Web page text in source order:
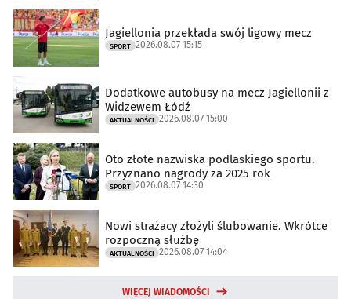
Jagiellonia przekłada swój ligowy mecz
SPORT 2026.08.07 15:15
Dodatkowe autobusy na mecz Jagiellonii z
Widzewem Łódź
AKTUALNOŚCI 2026.08.07 15:00
Oto złote nazwiska podlaskiego sportu.
Przyznano nagrody za 2025 rok
SPORT 2026.08.07 14:30
Nowi strażacy złożyli ślubowanie. Wkrótce
rozpoczną służbę
AKTUALNOŚCI 2026.08.07 14:04
WIĘCEJ WIADOMOŚCI